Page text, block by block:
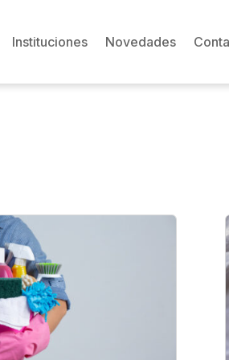
Instituciones Novedades